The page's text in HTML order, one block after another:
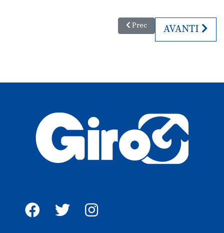
Articolo precedente: Elisa in
Prec ARTICOLO
AVANTI